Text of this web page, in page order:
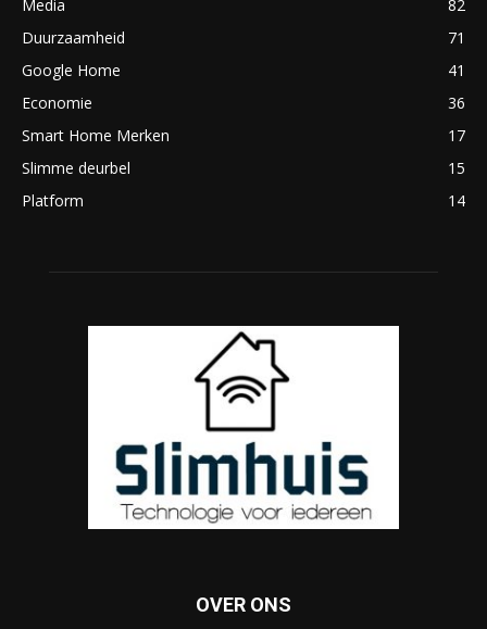
Media
82
Duurzaamheid
71
Google Home
41
Economie
36
Smart Home Merken
17
Slimme deurbel
15
Platform
14
OVER ONS